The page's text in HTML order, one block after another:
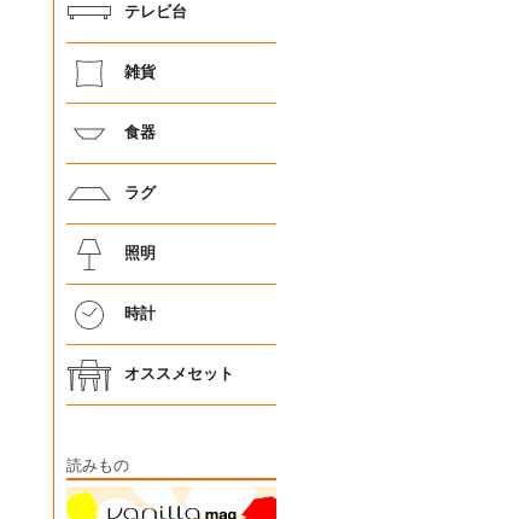
テレビ台
雑貨
食器
ラグ
照明
時計
オススメセット
読みもの